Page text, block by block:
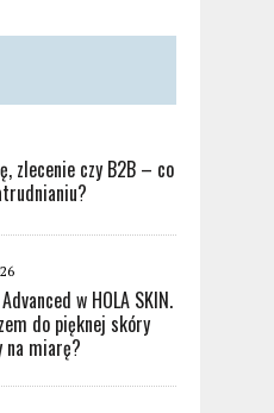
zlecenie czy B2B – co
w HOLA SKIN.
do pięknej skóry
na miarę?